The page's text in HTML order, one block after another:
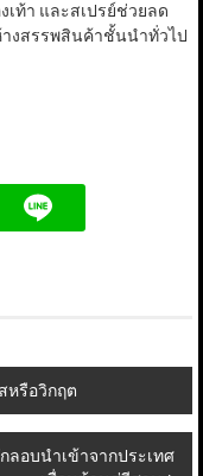
เท้า และสเปรย์ช่วยลด
งสรรพสินค้าชั้นนำทั่วไป
หรือวิกฤต
ลอบนำเข้าจากประเทศ